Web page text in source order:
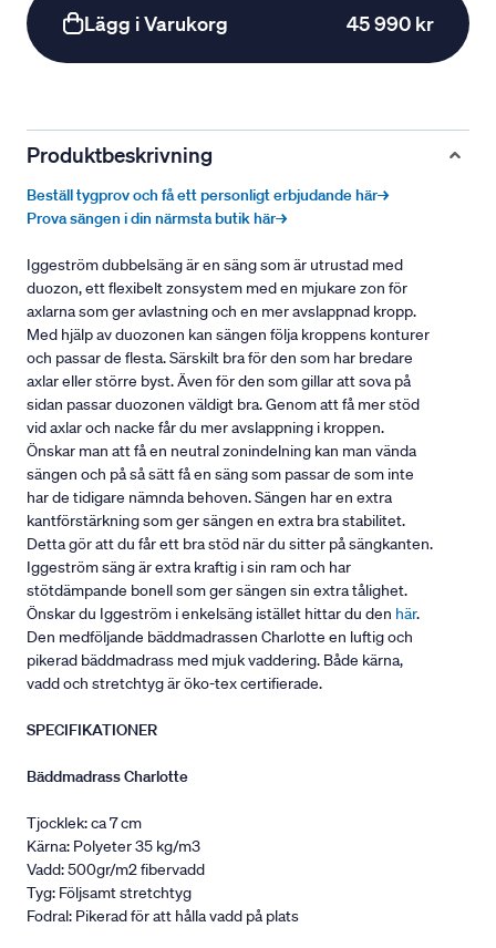
Lägg i Varukorg 45 990 kr
Produktbeskrivning
Beställ tygprov och få ett personligt erbjudande här→
Prova sängen i din närmsta butik här→
Iggeström dubbelsäng är en säng som är utrustad med
duozon, ett flexibelt zonsystem med en mjukare zon för
axlarna som ger avlastning och en mer avslappnad kropp.
Med hjälp av duozonen kan sängen följa kroppens konturer
och passar de flesta. Särskilt bra för den som har bredare
axlar eller större byst. Även för den som gillar att sova på
sidan passar duozonen väldigt bra. Genom att få mer stöd
vid axlar och nacke får du mer avslappning i kroppen.
Önskar man att få en neutral zonindelning kan man vända
sängen och på så sätt få en säng som passar de som inte
har de tidigare nämnda behoven. Sängen har en extra
kantförstärkning som ger sängen en extra bra stabilitet.
Detta gör att du får ett bra stöd när du sitter på sängkanten.
Iggeström säng är extra kraftig i sin ram och har
stötdämpande bonell som ger sängen sin extra tålighet.
Önskar du Iggeström i enkelsäng istället hittar du den här.
Den medföljande bäddmadrassen Charlotte en luftig och
pikerad bäddmadrass med mjuk vaddering. Både kärna,
vadd och stretchtyg är öko-tex certifierade.
SPECIFIKATIONER
Bäddmadrass Charlotte
Tjocklek: ca 7 cm
Kärna: Polyeter 35 kg/m3
Vadd: 500gr/m2 fibervadd
Tyg: Följsamt stretchtyg
Fodral: Pikerad för att hålla vadd på plats